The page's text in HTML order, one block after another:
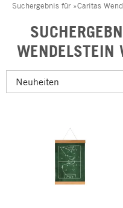
Suchergebnis für »Caritas
WENDELSTEIN